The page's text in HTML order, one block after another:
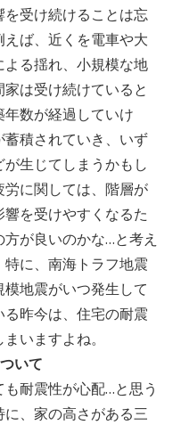
受け続けることは忘
ば、近くを電車や大
る揺れ、小規模な地
は受け続けていると
数が経過していけ
積されていき、いず
生じてしまうかもし
に関しては、階層が
を受けやすくなるた
が良いのかな…と考え
に、南海トラフ地震
地震がいつ発生して
昨今は、住宅の耐震
いますよね。
いて
耐震性が心配…と思う
、家の高さがある三